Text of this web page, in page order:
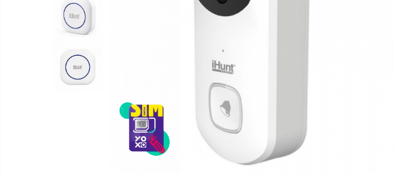
Telefoane mobile Oukitel
Telefoane mobile Ulefone
Telefoane mobile Cubot
Telefoane mobile Blackview
Telefoane mobile Fossibot